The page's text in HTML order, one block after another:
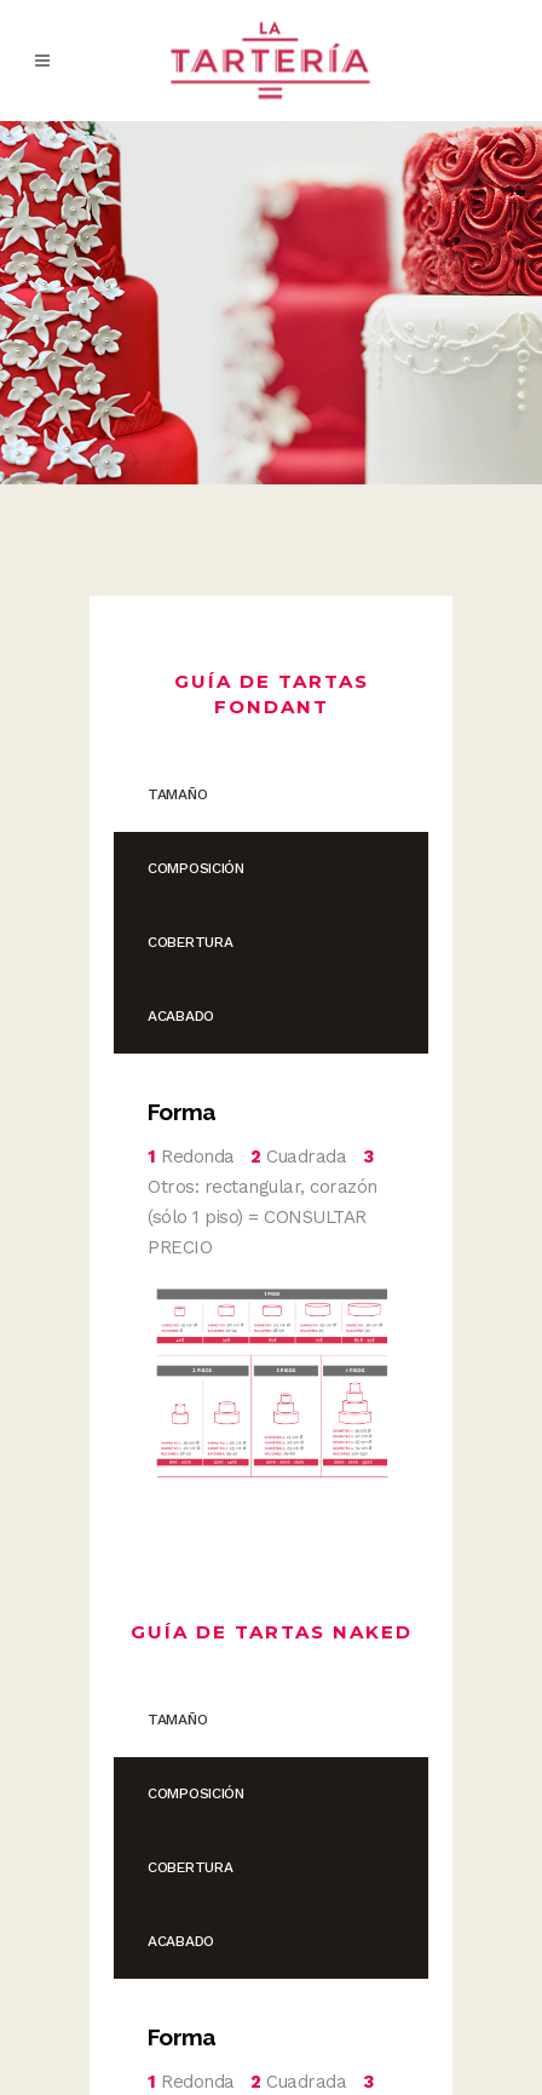
GUÍA DE TARTAS
FONDANT
TAMAÑO
COMPOSICIÓN
COBERTURA
ACABADO
Forma
1 Redonda 2 Cuadrada 3
Otros: rectangular, corazón
(sólo 1 piso) = CONSULTAR
PRECIO
GUÍA DE TARTAS NAKED
TAMAÑO
COMPOSICIÓN
COBERTURA
ACABADO
Forma
1 Redonda 2 Cuadrada 3